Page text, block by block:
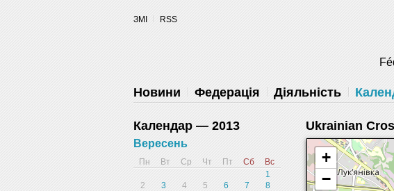
ЗМІ RSS
Новини Федерація Діяльність
Календар — 2013
Вересень
Пн Вт Ср Чт Пт Сб
Вс
1
2
3 4 5 6 7
8
Ukrainian
+
−